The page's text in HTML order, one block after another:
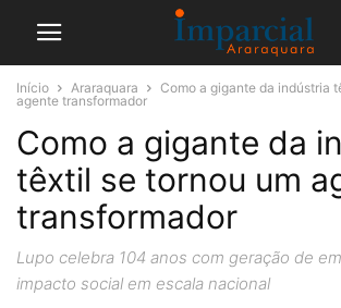
Início Araraquara
Como a gigante da indústria
agente transformador
Como a gigante da
têxtil se tornou um
transformador
Lupo celebra 104 anos com geração de
impacto social em escala nacional